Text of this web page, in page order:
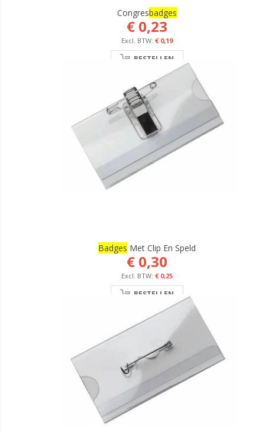
CongresBadges
€ 0,23
€ 0,19
BESTELLEN
Badges Met Clip En Speld
€ 0,30
€ 0,25
BESTELLEN